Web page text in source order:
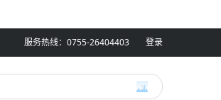
服务热线：0755-26404403 登录